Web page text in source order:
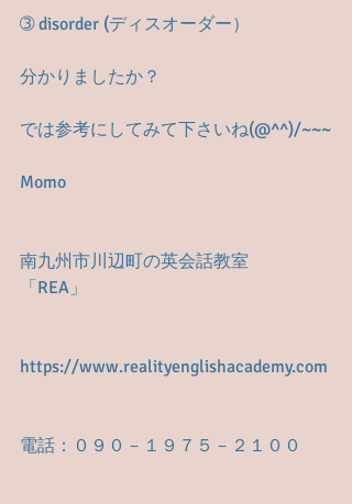
➂ disorder (ディスオーダー）
分かりましたか？
では参考にしてみて下さいね(@^^)/~~~
Momo
南九州市川辺町の英会話教室
「REA」
https://www.realityenglishacademy.com
電話：０９０－１９７５－２１００